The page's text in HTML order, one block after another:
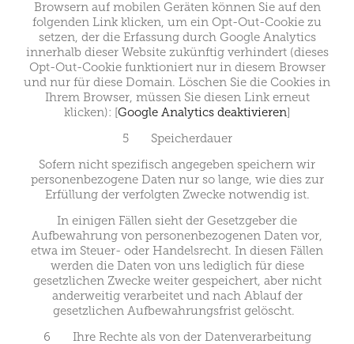
Browsern auf mobilen Geräten können Sie auf den
folgenden Link klicken, um ein Opt-Out-Cookie zu
setzen, der die Erfassung durch Google Analytics
innerhalb dieser Website zukünftig verhindert (dieses
Opt-Out-Cookie funktioniert nur in diesem Browser
und nur für diese Domain. Löschen Sie die Cookies in
Ihrem Browser, müssen Sie diesen Link erneut
klicken): [Google Analytics deaktivieren]
5 Speicherdauer
Sofern nicht spezifisch angegeben speichern wir
personenbezogene Daten nur so lange, wie dies zur
Erfüllung der verfolgten Zwecke notwendig ist.
In einigen Fällen sieht der Gesetzgeber die
Aufbewahrung von personenbezogenen Daten vor,
etwa im Steuer- oder Handelsrecht. In diesen Fällen
werden die Daten von uns lediglich für diese
gesetzlichen Zwecke weiter gespeichert, aber nicht
anderweitig verarbeitet und nach Ablauf der
gesetzlichen Aufbewahrungsfrist gelöscht.
6 Ihre Rechte als von der Datenverarbeitung